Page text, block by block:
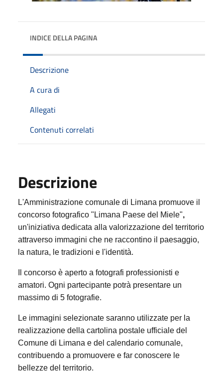
INDICE DELLA PAGINA
Descrizione
A cura di
Allegati
Contenuti correlati
Descrizione
L'Amministrazione comunale di Limana promuove il
concorso fotografico "Limana Paese del Miele",
un'iniziativa dedicata alla valorizzazione del territorio
attraverso immagini che ne raccontino il paesaggio,
la natura, le tradizioni e l'identità.
Il concorso è aperto a fotografi professionisti e
amatori. Ogni partecipante potrà presentare un
massimo di 5 fotografie.
Le immagini selezionate saranno utilizzate per la
realizzazione della cartolina postale ufficiale del
Comune di Limana e del calendario comunale,
contribuendo a promuovere e far conoscere le
bellezze del territorio.